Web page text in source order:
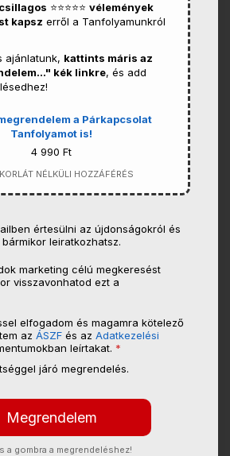
⭐⭐⭐⭐⭐vélemények
kapsz erről a Tanfolyamunkról
ajánlatunk, kattints máris az
kék linkre, és add
a Párkapcsolat
Tanfolyamot is!
4 990 Ft
NÉLKÜLI HOZZÁFÉRÉS
értesülni az újdonságokról és
leiratkozhatsz.
marketing célú megkeresést
visszavonhatod ezt a
elfogadom és magamra kötelező
azÁSZF és azAdatkezelési
leírtakat. *
járó megrendelés.
a gombra a megrendeléshez!